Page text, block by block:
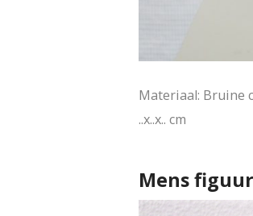
Materiaal: Bruine
..x..x.. cm
Mens figuur